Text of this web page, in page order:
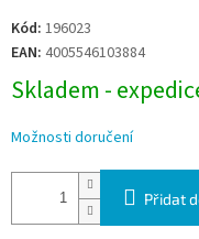
Měrná
cena:
Kód: 196023
EAN: 4005546103884
Skladem -
Možnosti doručení
Přidat